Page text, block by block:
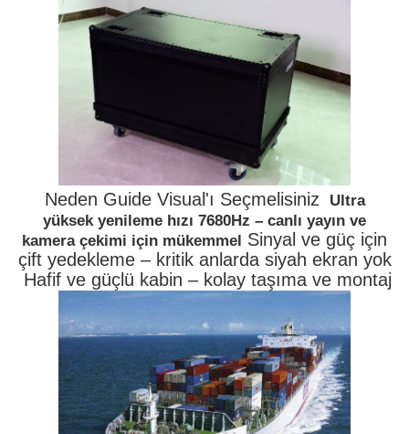
Neden Guide Visual'ı Seçmelisiniz
Ultra
yüksek yenileme hızı 7680Hz – canlı yayın ve
kamera çekimi için mükemmel
Sinyal ve güç için
çift yedekleme – kritik anlarda siyah ekran yok
Hafif ve güçlü kabin – kolay taşıma ve montaj